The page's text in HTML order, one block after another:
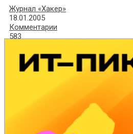
Журнал «Хакер»
18.01.2005
Комментарии
583